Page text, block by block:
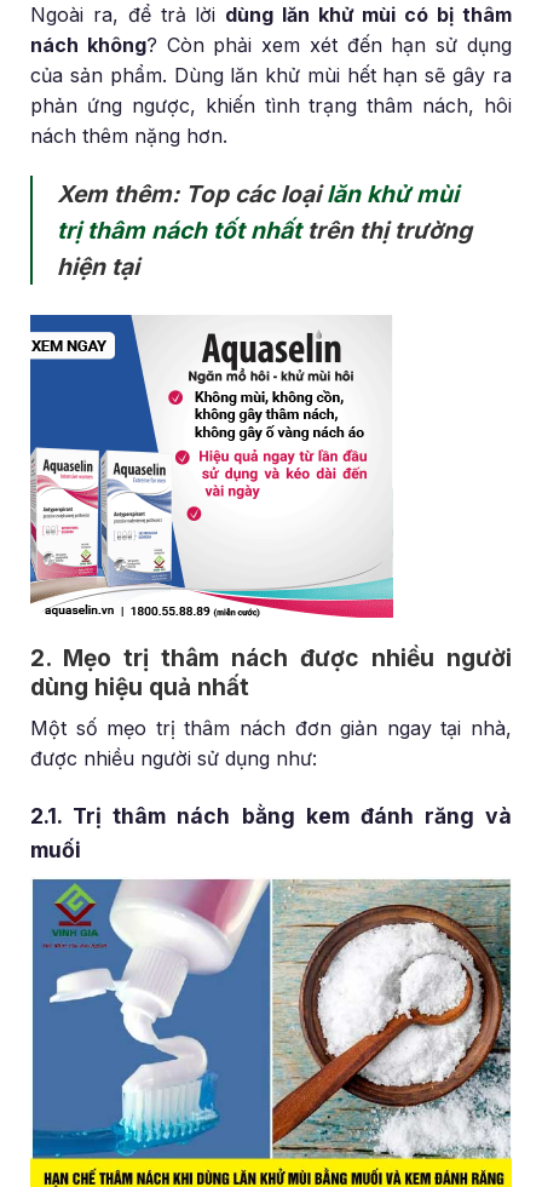
Ngoài ra, để trả lời dùng lăn khử mùi có bị thâm
nách không? Còn phải xem xét đến hạn sử dụng
của sản phẩm. Dùng lăn khử mùi hết hạn sẽ gây ra
phản ứng ngược, khiến tình trạng thâm nách, hôi
nách thêm nặng hơn.
Xem thêm: Top các loạilăn khử mùi
trị thâm nách tốt nhấttrên thị trường
hiện tại
2. Mẹo trị thâm nách được nhiều người
dùng hiệu quả nhất
Một số mẹo trị thâm nách đơn giản ngay tại nhà,
được nhiều người sử dụng như:
2.1. Trị thâm nách bằng kem đánh răng và
muối